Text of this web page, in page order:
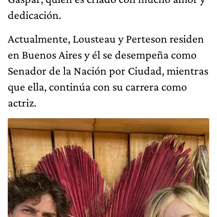
dedicación.
Actualmente, Lousteau y Perteson residen
en Buenos Aires y él se desempeña como
Senador de la Nación por Ciudad, mientras
que ella, continúa con su carrera como
actriz.